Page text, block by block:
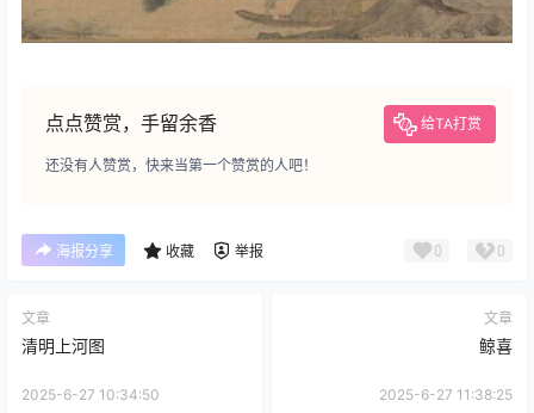
点点赞赏，手留余香 给TA打赏
还没有人赞赏，快来当第一个赞赏的人吧！
海报分享 收藏 举报 0 0
文章
清明上河图
2025-6-27 10:34:50
文章
鲸喜
2025-6-27 11:38:25